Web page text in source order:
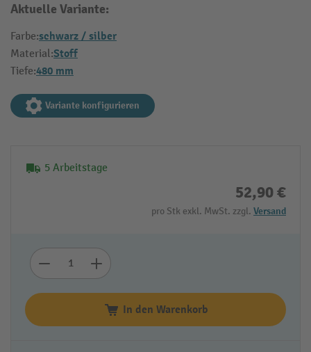
Aktuelle Variante:
Farbe:schwarz / silber
Material:Stoff
Tiefe:480 mm
Variante konfigurieren
5 Arbeitstage
52,90 €
pro Stk exkl. MwSt. zzgl. Versand
In den Warenkorb